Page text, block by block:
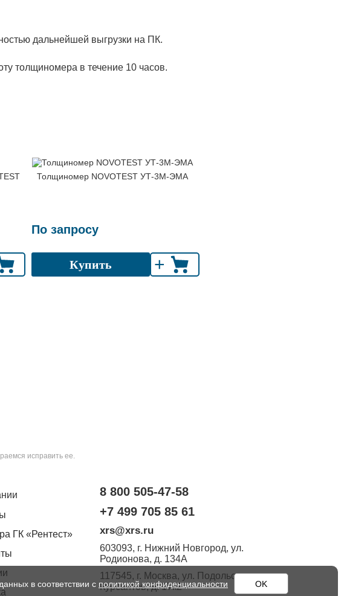
дальнейшей выгрузки на ПК.
толщиномера в течение 10 часов.
Толщиномер NOVOTEST УТ-3М-ЭМА
По запросу
Купить +
исправить ее.
ГК «Рентест»
8 800 505-47-58
+7 499 705 85 61
xrs@xrs.ru
603093, г. Нижний Новгород,ул.
Родионова, д. 134А
117545, г. Москва,ул. Подольских
Курсантов, д. 17к2
в соответствии с политикой конфиденциальности OK